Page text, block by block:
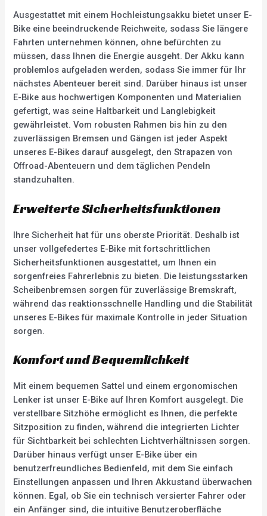
Ausgestattet mit einem Hochleistungsakku bietet unser E-
Bike eine beeindruckende Reichweite, sodass Sie längere
Fahrten unternehmen können, ohne befürchten zu
müssen, dass Ihnen die Energie ausgeht. Der Akku kann
problemlos aufgeladen werden, sodass Sie immer für Ihr
nächstes Abenteuer bereit sind. Darüber hinaus ist unser
E-Bike aus hochwertigen Komponenten und Materialien
gefertigt, was seine Haltbarkeit und Langlebigkeit
gewährleistet. Vom robusten Rahmen bis hin zu den
zuverlässigen Bremsen und Gängen ist jeder Aspekt
unseres E-Bikes darauf ausgelegt, den Strapazen von
Offroad-Abenteuern und dem täglichen Pendeln
standzuhalten.
Erweiterte Sicherheitsfunktionen
Ihre Sicherheit hat für uns oberste Priorität. Deshalb ist
unser vollgefedertes E-Bike mit fortschrittlichen
Sicherheitsfunktionen ausgestattet, um Ihnen ein
sorgenfreies Fahrerlebnis zu bieten. Die leistungsstarken
Scheibenbremsen sorgen für zuverlässige Bremskraft,
während das reaktionsschnelle Handling und die Stabilität
unseres E-Bikes für maximale Kontrolle in jeder Situation
sorgen.
Komfort und Bequemlichkeit
Mit einem bequemen Sattel und einem ergonomischen
Lenker ist unser E-Bike auf Ihren Komfort ausgelegt. Die
verstellbare Sitzhöhe ermöglicht es Ihnen, die perfekte
Sitzposition zu finden, während die integrierten Lichter
für Sichtbarkeit bei schlechten Lichtverhältnissen sorgen.
Darüber hinaus verfügt unser E-Bike über ein
benutzerfreundliches Bedienfeld, mit dem Sie einfach
Einstellungen anpassen und Ihren Akkustand überwachen
können. Egal, ob Sie ein technisch versierter Fahrer oder
ein Anfänger sind, die intuitive Benutzeroberfläche